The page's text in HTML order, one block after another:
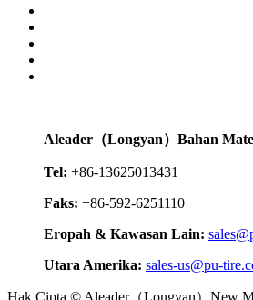
Aleader（Longyan）Bahan
Tel: +86-13625013431
Faks: +86-592-6251110
Eropah & Kawasan Lain:
Utara Amerika: sales-us@pu-
Hak Cipta © Aleader（Longyan）New